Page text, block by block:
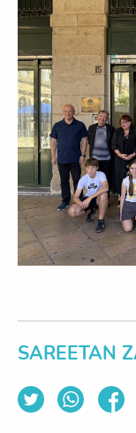
SAREETAN